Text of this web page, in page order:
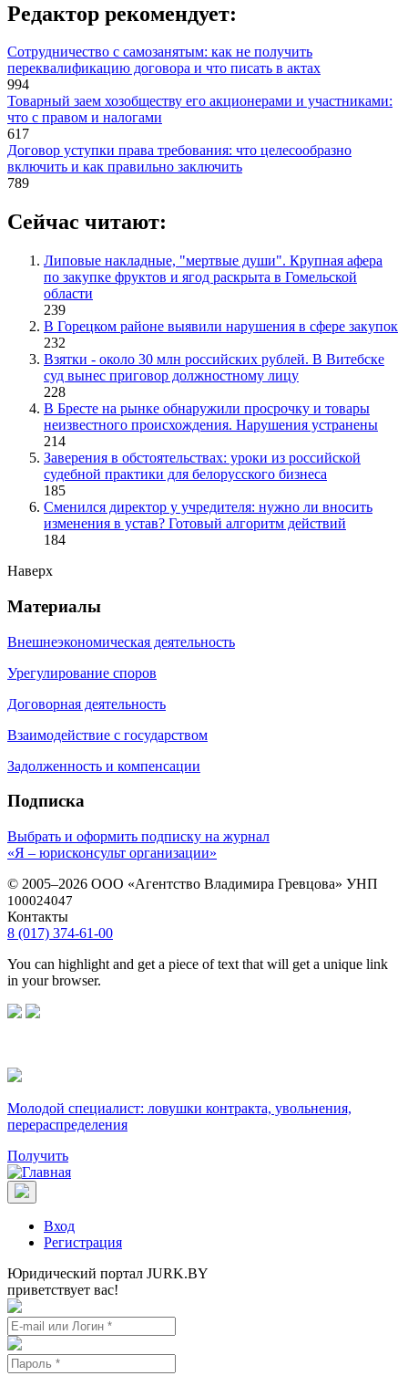
Редактор рекомендует:
Сотрудничество с самозанятым: как не получить
переквалификацию договора и что писать в актах
994
Товарный заем хозобществу его акционерами и участниками:
что с правом и налогами
617
Договор уступки права требования: что целесообразно
включить и как правильно заключить
789
Сейчас читают:
Липовые накладные, "мертвые души". Крупная афера
по закупке фруктов и ягод раскрыта в Гомельской
области
239
В Горецком районе выявили нарушения в сфере закупок
232
Взятки - около 30 млн российских рублей. В Витебске
суд вынес приговор должностному лицу
228
В Бресте на рынке обнаружили просрочку и товары
неизвестного происхождения. Нарушения устранены
214
Заверения в обстоятельствах: уроки из российской
судебной практики для белорусского бизнеса
185
Сменился директор у учредителя: нужно ли вносить
изменения в устав? Готовый алгоритм действий
184
Наверх
Материалы
Внешнеэкономическая деятельность
Урегулирование споров
Договорная деятельность
Взаимодействие с государством
Задолженность и компенсации
Подписка
Выбрать и оформить подписку на журнал
«Я – юрисконсульт организации»
© 2005–2026 ООО «Агентство Владимира Гревцова» УНП
100024047
Контакты
8 (017) 374-61-00
You can highlight and get a piece of text that will get a unique link
in your browser.
Молодой специалист: ловушки контракта, увольнения,
перераспределения
Получить
Вход
Регистрация
Юридический портал JURK.BY
приветствует вас!